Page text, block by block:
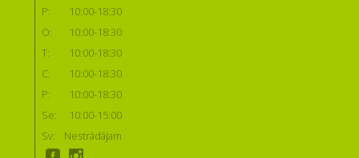
P:
10:00-18:30
O:
10:00-18:30
T:
10:00-18:30
C:
10:00-18:30
P:
10:00-18:30
Se:
10:00-15:00
Sv:
Nestrādājam